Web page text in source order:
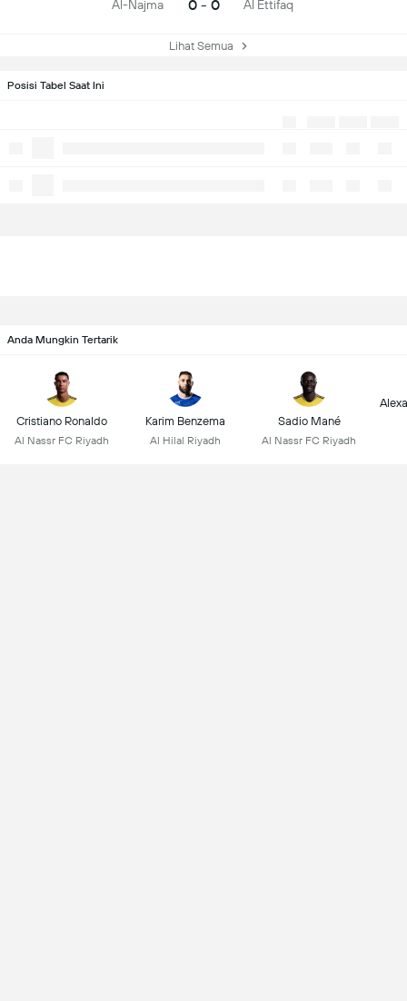
Posisi Tabel Saat Ini
Al-Najma 0 - 0 Al Ettifaq
Lihat Semua
Anda Mungkin Tertarik
Cristiano Ronaldo
Al Nassr FC Riyadh
Karim Benzema
Al Hilal Riyadh
Sadio Mané
Al Nassr FC Riyadh